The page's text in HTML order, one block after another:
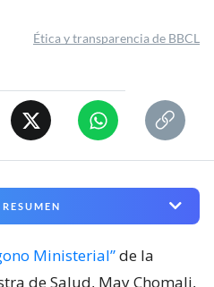
Ética y transparencia de BBCL
Ministerial”de la
de Salud, May Chomali,